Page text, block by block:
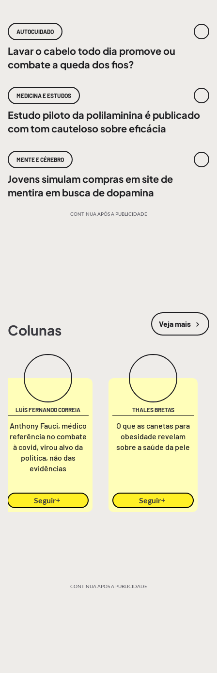
AUTOCUIDADO
Lavar o cabelo todo dia promove ou
combate a queda dos fios?
MEDICINA E ESTUDOS
Estudo piloto da polilaminina é publicado
com tom cauteloso sobre eficácia
MENTE E CÉREBRO
Jovens simulam compras em site de
mentira em busca de dopamina
CONTINUA APÓS A PUBLICIDADE
Colunas Veja mais
LUÍS FERNANDO CORREIA
Anthony Fauci, médico
referência no combate
à covid, virou alvo da
política, não das
evidências
Seguir
THALES BRETAS
O que as canetas para
obesidade revelam
sobre a saúde da pele
Seguir
CONTINUA APÓS A PUBLICIDADE